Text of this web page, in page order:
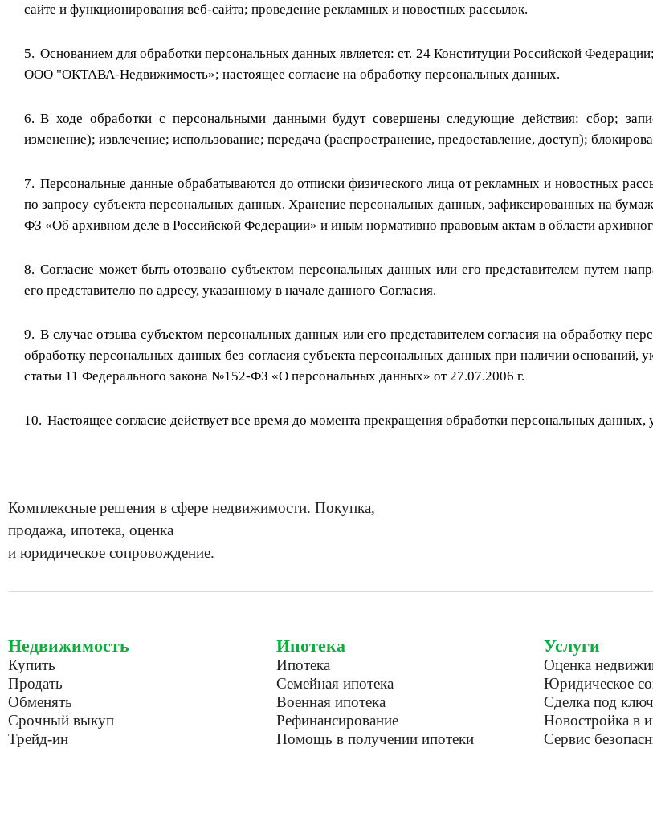
сайте и функционирования веб-сайта; проведение рекламных и новостных рассылок.
Основанием для обработки персональных данных является: ст. 24 Конституции Российской
ООО "ОКТАВА-Недвижимость»; настоящее согласие на обработку персональных данных.
В ходе обработки с персональными данными будут совершены следующие действия: сбор;
изменение); извлечение; использование; передача (распространение, предоставление, доступ);
Персональные данные обрабатываются до отписки физического лица от рекламных и новостных
по запросу субъекта персональных данных. Хранение персональных данных, зафиксированных на
ФЗ «Об архивном деле в Российской Федерации» и иным нормативно правовым актам в области
Согласие может быть отозвано субъектом персональных данных или его представителем путем
его представителю по адресу, указанному в начале данного Согласия.
В случае отзыва субъектом персональных данных или его представителем согласия на
обработку персональных данных без согласия субъекта персональных данных при наличии оснований,
статьи 11 Федерального закона №152-ФЗ «О персональных данных» от 27.07.2006 г.
Настоящее согласие действует все время до момента прекращения обработки персональных данных,
Комплексные решения в сфере недвижимости. Покупка,
продажа, ипотека, оценка
и юридическое сопровождение.
Недвижимость
Купить
Продать
Обменять
Срочный выкуп
Трейд-ин
Ипотека
Ипотека
Семейная ипотека
Военная ипотека
Рефинансирование
Помощь в получении ипотеки
Услуги
Оценка
Юридическое
Сделка под ключ
Новостройка в
Сервис